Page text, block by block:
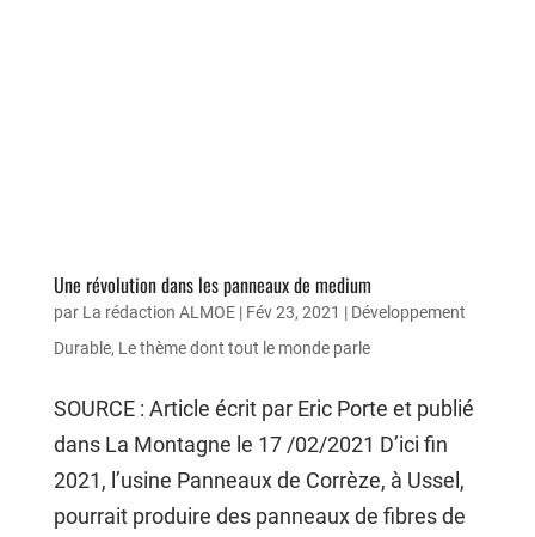
Une révolution dans les panneaux de medium
par La rédaction ALMOE| Fév 23, 2021 | Développement
Durable, Le thème dont tout le monde parle
SOURCE : Article écrit par Eric Porte et publié
dans La Montagne le 17 /02/2021 D’ici fin
2021, l’usine Panneaux de Corrèze, à Ussel,
pourrait produire des panneaux de fibres de